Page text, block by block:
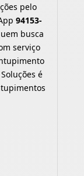
pelo
94153-
busca
serviço
é